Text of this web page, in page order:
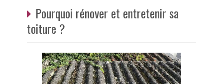
Pourquoi rénover et entretenir sa
toiture ?